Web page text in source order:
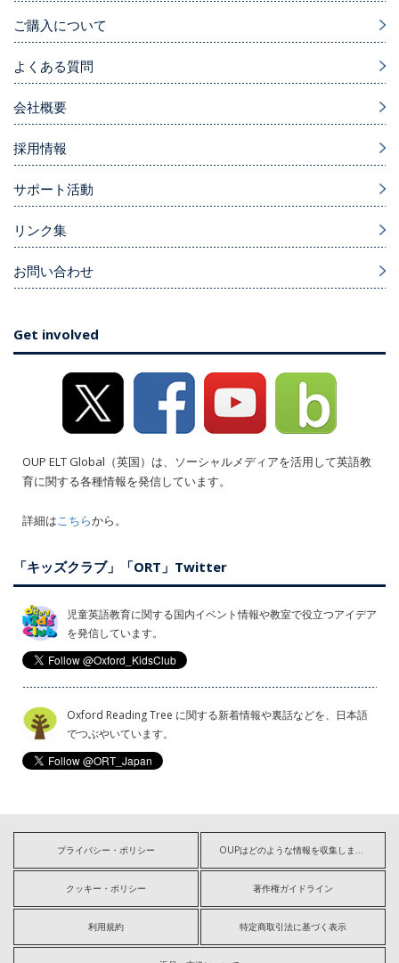
ご購入について
よくある質問
会社概要
採用情報
サポート活動
リンク集
お問い合わせ
Get involved
OUP ELT Global（英国）は、ソーシャルメディアを活用して英語教
育に関する各種情報を発信しています。
詳細はこちらから。
「キッズクラブ」「ORT」Twitter
児童英語教育に関する国内イベント情報や教室で役立つアイデア
を発信しています。
Oxford Reading Tree に関する新着情報や裏話などを、日本語
でつぶやいています。
プライバシー・ポリシー OUPはどのような情報を収集しますか?
クッキー・ポリシー 著作権ガイドライン
利用規約 特定商取引法に基づく表示